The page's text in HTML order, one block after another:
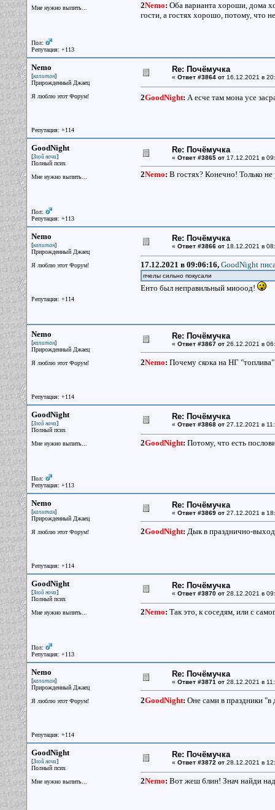
Мне нужно выпить...
Пол:
Репутация: +113
2Nemo: Оба варианта хороши, дома
гости, а гостях хорошо, потому, что
Nemo
[капитан]
Прирожденный Джаец
Я люблю этот Форум!
Репутация: +114
Re: Почёмучка
« Ответ #3864 от16.12.2021 в
2GoodNight: А есче там мона усе
GoodNight
[Злой ночи]
Полный псих
Мне нужно выпить...
Пол:
Репутация: +113
Re: Почёмучка
« Ответ #3865 от17.12.2021 в
2Nemo: В гостях? Конечно! Только
Nemo
[капитан]
Прирожденный Джаец
Я люблю этот Форум!
Репутация: +114
Re: Почёмучка
« Ответ #3866 от18.12.2021 в
17.12.2021 в 09:06:16, GoodNight
пчелы сильно покусали
Енто был неправильный миооод!
Nemo
[капитан]
Прирожденный Джаец
Я люблю этот Форум!
Репутация: +114
Re: Почёмучка
« Ответ #3867 от26.12.2021 в
2Nemo: Почему скока на НГ "топлива"
GoodNight
[Злой ночи]
Полный псих
Мне нужно выпить...
Пол:
Репутация: +113
Re: Почёмучка
« Ответ #3868 от27.12.2021 в
2GoodNight: Потому, что есть
Nemo
[капитан]
Прирожденный Джаец
Я люблю этот Форум!
Репутация: +114
Re: Почёмучка
« Ответ #3869 от27.12.2021 в
2GoodNight: Дык в празднично-
GoodNight
[Злой ночи]
Полный псих
Мне нужно выпить...
Пол:
Репутация: +113
Re: Почёмучка
« Ответ #3870 от28.12.2021 в
2Nemo: Так это, к соседям, или с
Nemo
[капитан]
Прирожденный Джаец
Я люблю этот Форум!
Репутация: +114
Re: Почёмучка
« Ответ #3871 от28.12.2021 в
2GoodNight: Оне сами в праздники "в
GoodNight
[Злой ночи]
Полный псих
Мне нужно выпить...
Re: Почёмучка
« Ответ #3872 от28.12.2021 в
2Nemo: Вот жеш блин! Знач найди